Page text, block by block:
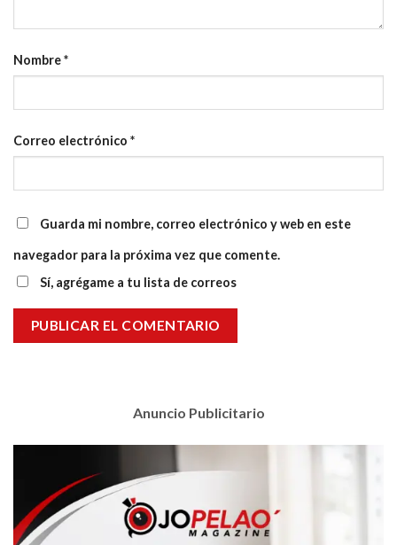
Nombre*
Correo electrónico *
Guarda mi nombre, correo electrónico y web en este
navegador para la próxima vez que comente.
Sí, agrégame a tu lista de correos
Anuncio Publicitario